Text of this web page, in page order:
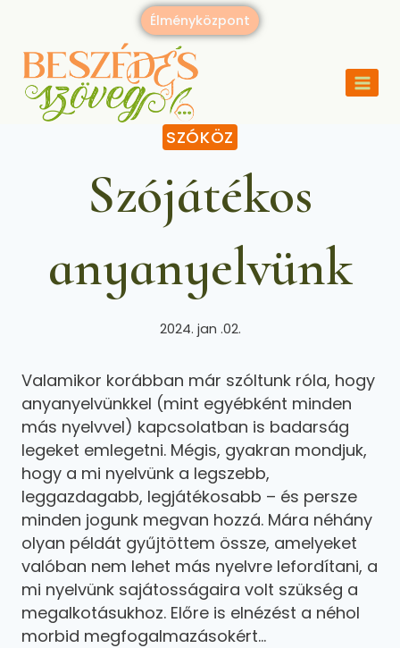
Élményközpont
SZÓKÖZ
Szójátékos
anyanyelvünk
2024. jan .02.
Valamikor korábban már szóltunk róla, hogy
anyanyelvünkkel (mint egyébként minden
más nyelvvel) kapcsolatban is badarság
legeket emlegetni. Mégis, gyakran mondjuk,
hogy a mi nyelvünk a legszebb,
leggazdagabb, legjátékosabb – és persze
minden jogunk megvan hozzá. Mára néhány
olyan példát gyűjtöttem össze, amelyeket
valóban nem lehet más nyelvre lefordítani, a
mi nyelvünk sajátosságaira volt szükség a
megalkotásukhoz. Előre is elnézést a néhol
morbid megfogalmazásokért…